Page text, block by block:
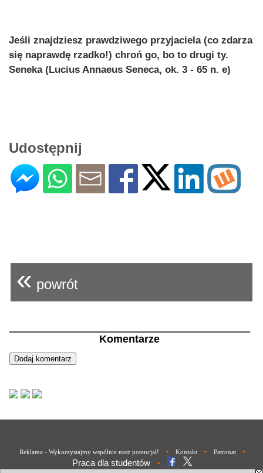
Jeśli znajdziesz prawdziwego przyjaciela (co zdarza
się naprawdę rzadko!) chroń go, bo to drugi ty.
Seneka (Lucius Annaeus Seneca, ok. 3 - 65 n. e)
Udostępnij
« powrót
Komentarze
Reklama - Wykorzystajmy wspólnie nasz potencjał! • Kontakt • Patronat •
Praca dla studentów •